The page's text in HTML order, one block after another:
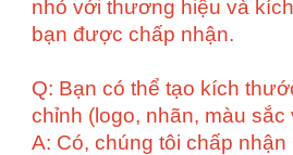
nhỏ với thương hiệu và
bạn được chấp nhận.
Q: Bạn có thể tạo kích
chỉnh (logo, nhãn, màu sắc
A: Có, chúng tôi chấp nhận